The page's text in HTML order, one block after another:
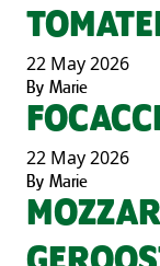
22 May 2026
By Marie
22 May 2026
By Marie